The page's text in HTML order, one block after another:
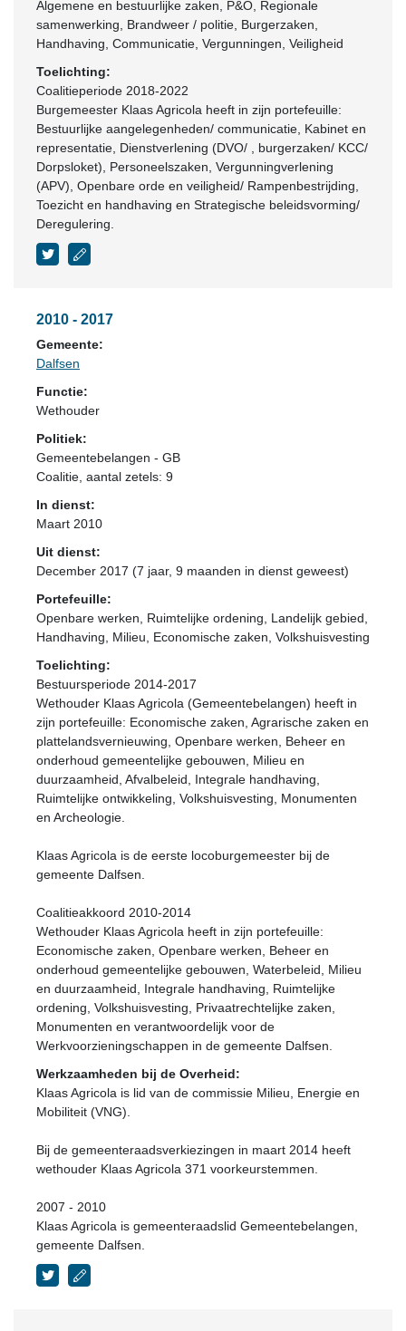
Algemene en bestuurlijke zaken, P&O, Regionale
samenwerking, Brandweer / politie, Burgerzaken,
Handhaving, Communicatie, Vergunningen, Veiligheid
Toelichting:
Coalitieperiode 2018-2022
Burgemeester Klaas Agricola heeft in zijn portefeuille:
Bestuurlijke aangelegenheden/ communicatie, Kabinet en
representatie, Dienstverlening (DVO/ , burgerzaken/ KCC/
Dorpsloket), Personeelszaken, Vergunningverlening
(APV), Openbare orde en veiligheid/ Rampenbestrijding,
Toezicht en handhaving en Strategische beleidsvorming/
Deregulering.
2010 - 2017
Gemeente:
Dalfsen
Functie:
Wethouder
Politiek:
Gemeentebelangen - GB
Coalitie , aantal zetels: 9
In dienst:
Maart 2010
Uit dienst:
December 2017 (7 jaar, 9 maanden in dienst geweest)
Portefeuille:
Openbare werken, Ruimtelijke ordening, Landelijk gebied,
Handhaving, Milieu, Economische zaken, Volkshuisvesting
Toelichting:
Bestuursperiode 2014-2017
Wethouder Klaas Agricola (Gemeentebelangen) heeft in
zijn portefeuille: Economische zaken, Agrarische zaken en
plattelandsvernieuwing, Openbare werken, Beheer en
onderhoud gemeentelijke gebouwen, Milieu en
duurzaamheid, Afvalbeleid, Integrale handhaving,
Ruimtelijke ontwikkeling, Volkshuisvesting, Monumenten
en Archeologie.
Klaas Agricola is de eerste locoburgemeester bij de
gemeente Dalfsen.
Coalitieakkoord 2010-2014
Wethouder Klaas Agricola heeft in zijn portefeuille:
Economische zaken, Openbare werken, Beheer en
onderhoud gemeentelijke gebouwen, Waterbeleid, Milieu
en duurzaamheid, Integrale handhaving, Ruimtelijke
ordening, Volkshuisvesting, Privaatrechtelijke zaken,
Monumenten en verantwoordelijk voor de
Werkvoorzieningschappen in de gemeente Dalfsen.
Werkzaamheden bij de Overheid:
Klaas Agricola is lid van de commissie Milieu, Energie en
Mobiliteit (VNG).
Bij de gemeenteraadsverkiezingen in maart 2014 heeft
wethouder Klaas Agricola 371 voorkeurstemmen.
2007 - 2010
Klaas Agricola is gemeenteraadslid Gemeentebelangen,
gemeente Dalfsen.